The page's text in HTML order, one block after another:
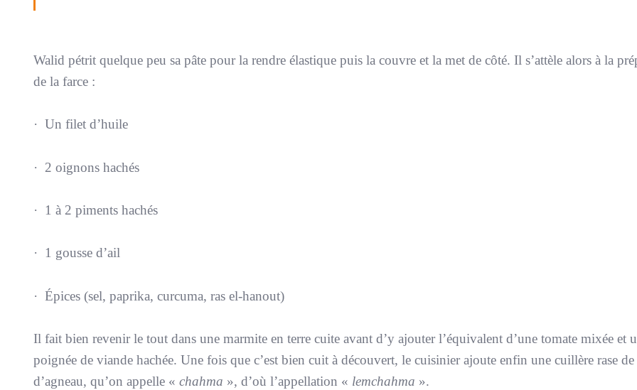
Walid pétrit quelque peu sa pâte pour la rendre élastique puis la couvre et la met de côté. Il s’attèle alors à la
de la farce :
· Un filet d’huile
· 2 oignons hachés
· 1 à 2 piments hachés
· 1 gousse d’ail
· Épices (sel, paprika, curcuma, ras el-hanout)
Il fait bien revenir le tout dans une marmite en terre cuite avant d’y ajouter l’équivalent d’une tomate mixée et
poignée de viande hachée. Une fois que c’est bien cuit à découvert, le cuisinier ajoute enfin une cuillère rase de
d’agneau, qu’on appelle « chahma », d’où l’appellation « lemchahma ».